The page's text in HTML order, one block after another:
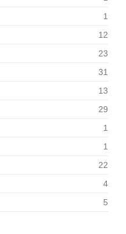
1
12
23
31
13
29
1
1
22
4
5